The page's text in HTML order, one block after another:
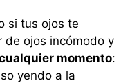
si tus ojos te
de ojos incómodo y
momento:
yendo a la